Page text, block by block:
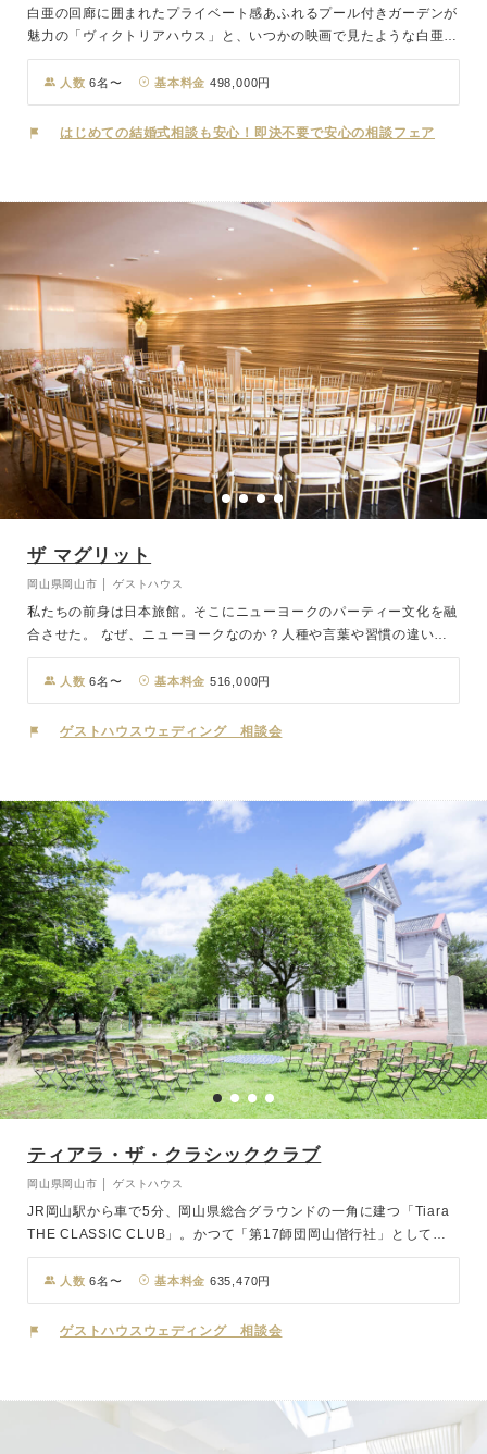
白亜の回廊に囲まれたプライベート感あふれるプール付きガーデンが
魅力の「ヴィクトリアハウス」と、いつかの映画で見たような白亜の
一軒家で、白の美しさに包まれるような純白の空間が広がる「ホワイ
トハウス」。門をくぐった先に現れる2つの邸宅から、おふたりが想
い描くイメージに合わせてお選び頂けます。一軒家貸切のとびきりの
プライベート空間は、エントランスからガーデン、披露宴会場までト
人数 6名〜 基本料金 498,000円
はじめての結婚式相談も安心！即決不要で安心の相談フェア
ザ マグリット
岡山県岡山市 │ ゲストハウス
私たちの前身は日本旅館。そこにニューヨークのパーティー文化を融
合させた。 なぜ、ニューヨークなのか？人種や言葉や習慣の違いを
超えて、様々な国々の人たちが住んでいるニューヨーク。そこはアメ
リカというより、世界を凝縮したような街と言った方が正しいかも知
れない。そこで育ったパーティー文化は、国境を越え、人種を超え、
年齢を超えて、すべての人たちに受け入れられる楽しいものになって
人数 6名〜 基本料金 516,000円
ゲストハウスウェディング 相談会
ティアラ・ザ・クラシッククラブ
岡山県岡山市 │ ゲストハウス
JR岡山駅から車で5分、岡山県総合グラウンドの一角に建つ「Tiara
THE CLASSIC CLUB」。かつて「第17師団岡山偕行社」として旧
陸軍の将校集会所だった洋館は、100余年を経た現在では結婚式場と
してはもちろん、市民の憩いの場として活躍し続けています。風と光
を感じながらのガーデンセレモニーは、開放的な空間で誰もが和やか
な表情に。おふたりはもちろん、ゲストの記憶にも刻まれる印象的な
っと縮めます。歴史を感じるクラシカルでモダンな空間を、プライベ
ート感覚で贅沢に使いこなしたおもてなしを。
人数 6名〜 基本料金 635,470円
ゲストハウスウェディング 相談会